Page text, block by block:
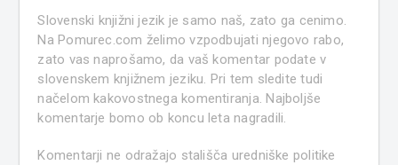
Slovenski knjižni jezik je samo naš, zato ga cenimo.
Na Pomurec.com želimo vzpodbujati njegovo rabo,
zato vas naprošamo, da vaš komentar podate v
slovenskem knjižnem jeziku. Pri tem sledite tudi
načelom kakovostnega komentiranja. Najboljše
komentarje bomo ob koncu leta nagradili.
Komentarji ne odražajo stališča uredniške politike